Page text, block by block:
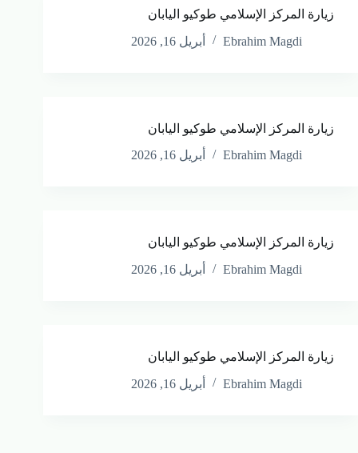
زيارة المركز الإسلامي طوكيو اليابان
Ebrahim Magdi
أبريل 16, 2026
زيارة المركز الإسلامي طوكيو اليابان
Ebrahim Magdi
أبريل 16, 2026
زيارة المركز الإسلامي طوكيو اليابان
Ebrahim Magdi
أبريل 16, 2026
زيارة المركز الإسلامي طوكيو اليابان
Ebrahim Magdi
أبريل 16, 2026